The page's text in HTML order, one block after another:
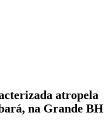
atropela
na Grande BH